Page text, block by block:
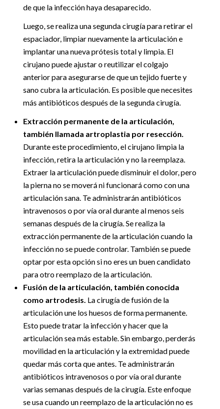
de que la infección haya desaparecido.
Luego, se realiza una segunda cirugía para retirar el
espaciador, limpiar nuevamente la articulación e
implantar una nueva prótesis total y limpia. El
cirujano puede ajustar o reutilizar el colgajo
anterior para asegurarse de que un tejido fuerte y
sano cubra la articulación. Es posible que necesites
más antibióticos después de la segunda cirugía.
Extracción permanente de la articulación,
también llamada artroplastia por resección.
Durante este procedimiento, el cirujano limpia la
infección, retira la articulación y no la reemplaza.
Extraer la articulación puede disminuir el dolor, pero
la pierna no se moverá ni funcionará como con una
articulación sana. Te administrarán antibióticos
intravenosos o por vía oral durante al menos seis
semanas después de la cirugía. Se realiza la
extracción permanente de la articulación cuando la
infección no se puede controlar. También se puede
optar por esta opción si no eres un buen candidato
para otro reemplazo de la articulación.
Fusión de la articulación, también conocida
como artrodesis. La cirugía de fusión de la
articulación une los huesos de forma permanente.
Esto puede tratar la infección y hacer que la
articulación sea más estable. Sin embargo, perderás
movilidad en la articulación y la extremidad puede
quedar más corta que antes. Te administrarán
antibióticos intravenosos o por vía oral durante
varias semanas después de la cirugía. Este enfoque
se usa cuando un reemplazo de la articulación no es